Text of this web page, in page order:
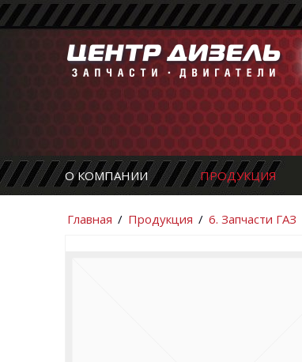
О КОМПАНИИ ПРОДУКЦИЯ
Главная / Продукция / 6. Запчасти ГАЗ